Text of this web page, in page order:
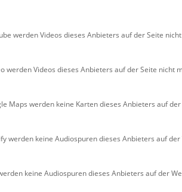
Wien in der Regel geschlossen.
werden Videos dieses Anbieters auf der Seite
werden Videos dieses Anbieters auf der Seite nicht
Maps werden keine Karten dieses Anbieters auf
werden keine Audiospuren dieses Anbieters auf
keine Audiospuren dieses Anbieters auf der